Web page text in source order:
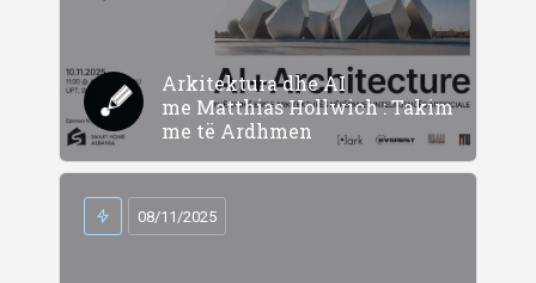
Arkitektura dhe AI
me Matthias Hollwich : Takim
me të Ardhmen
08/11/2025